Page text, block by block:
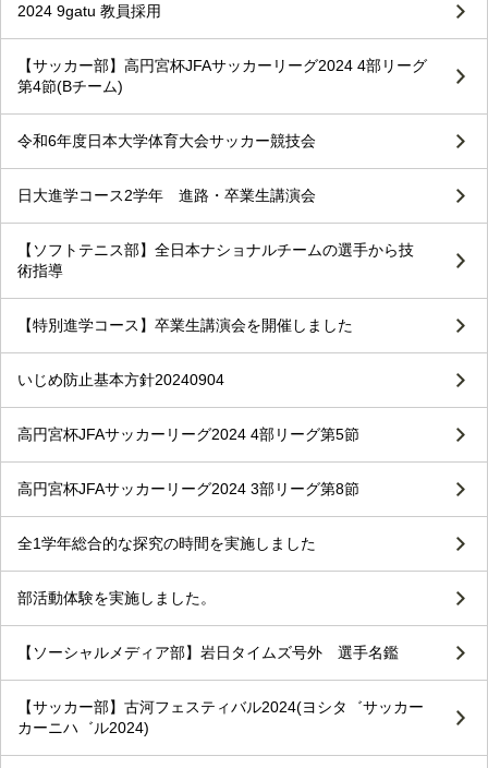
2024 9gatu 教員採用
【サッカー部】高円宮杯JFAサッカーリーグ2024 4部リーグ
第4節(Bチーム)
令和6年度日本大学体育大会サッカー競技会
日大進学コース2学年 進路・卒業生講演会
【ソフトテニス部】全日本ナショナルチームの選手から技
術指導
【特別進学コース】卒業生講演会を開催しました
いじめ防止基本方針20240904
高円宮杯JFAサッカーリーグ2024 4部リーグ第5節
高円宮杯JFAサッカーリーグ2024 3部リーグ第8節
全1学年総合的な探究の時間を実施しました
部活動体験を実施しました。
【ソーシャルメディア部】岩日タイムズ号外 選手名鑑
【サッカー部】古河フェスティバル2024(ヨシタ゛サッカー
カーニハ゛ル2024)